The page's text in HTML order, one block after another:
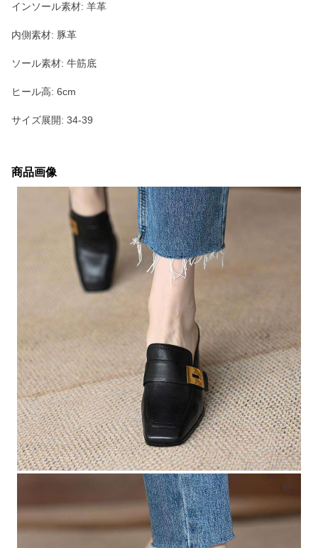
インソール素材: 羊革
内側素材: 豚革
ソール素材: 牛筋底
ヒール高: 6cm
サイズ展開: 34-39
商品画像